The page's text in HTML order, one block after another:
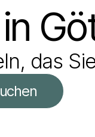
das